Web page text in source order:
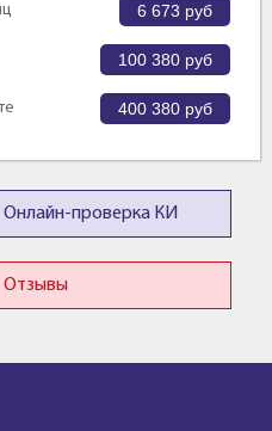
6 673 руб
100 380 руб
400 380 руб
Онлайн-проверка КИ
Отзывы